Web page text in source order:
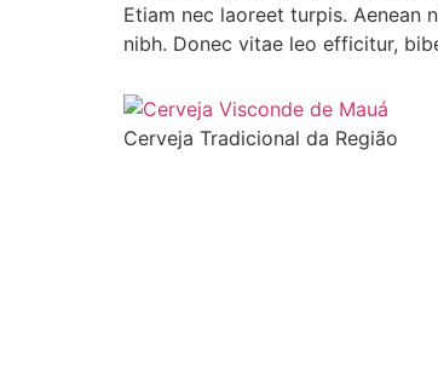
Etiam nec laoreet turpis. Aenean
nibh. Donec vitae leo efficitur,
Cerveja Tradicional da Região